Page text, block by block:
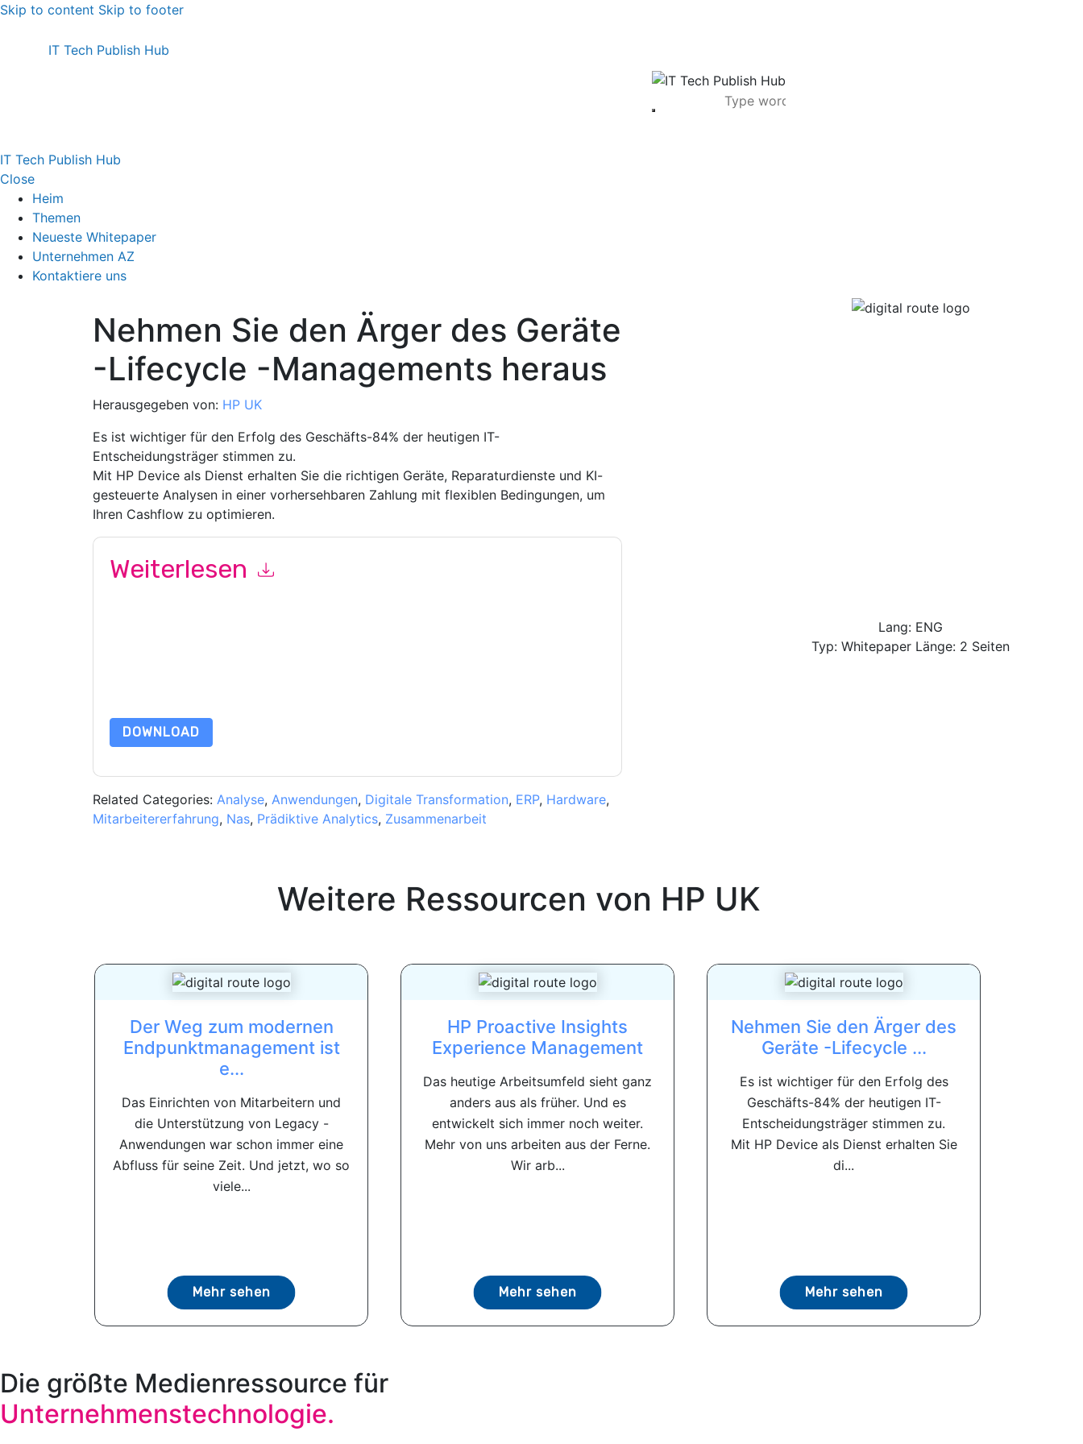
Skip to content Skip to footer
IT Tech Publish Hub
IT Tech Publish Hub
Close
Heim
Themen
Neueste Whitepaper
Unternehmen AZ
Kontaktiere uns
Nehmen Sie den Ärger des Geräte
-Lifecycle -Managements heraus
Herausgegeben von: HP UK
Es ist wichtiger für den Erfolg des Geschäfts-84% der heutigen IT-
Entscheidungsträger stimmen zu.
Mit HP Device als Dienst erhalten Sie die richtigen Geräte, Reparaturdienste und KI-
gesteuerte Analysen in einer vorhersehbaren Zahlung mit flexiblen Bedingungen, um
Ihren Cashflow zu optimieren.
Weiterlesen
DOWNLOAD
Related Categories: Analyse, Anwendungen, Digitale Transformation, ERP, Hardware,
Mitarbeitererfahrung, Nas, Prädiktive Analytics, Zusammenarbeit
Lang: ENG
Typ: Whitepaper Länge: 2 Seiten
Weitere Ressourcen von HP UK
Der Weg zum modernen
Endpunktmanagement ist
e...
Das Einrichten von Mitarbeitern und
die Unterstützung von Legacy -
Anwendungen war schon immer eine
Abfluss für seine Zeit. Und jetzt, wo so
viele...
Mehr sehen
HP Proactive Insights
Experience Management
Das heutige Arbeitsumfeld sieht ganz
anders aus als früher. Und es
entwickelt sich immer noch weiter.
Mehr von uns arbeiten aus der Ferne.
Wir arb...
Mehr sehen
Nehmen Sie den Ärger des
Geräte -Lifecycle ...
Es ist wichtiger für den Erfolg des
Geschäfts-84% der heutigen IT-
Entscheidungsträger stimmen zu.
Mit HP Device als Dienst erhalten Sie
di...
Mehr sehen
Die größte Medienressource für
Unternehmenstechnologie.